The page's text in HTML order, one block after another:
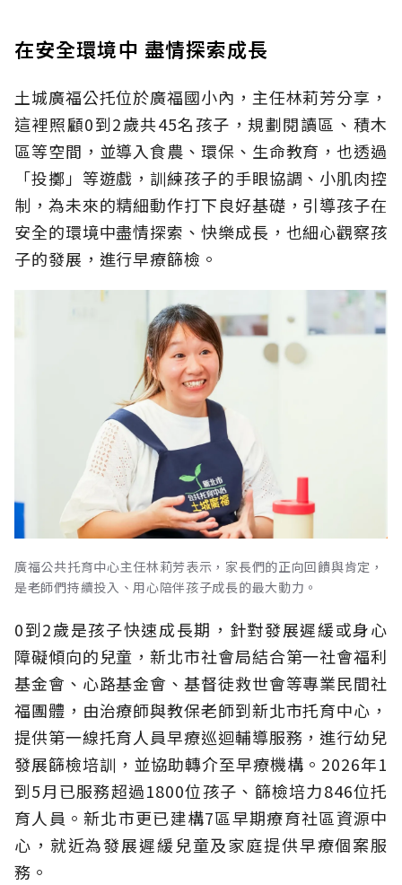
在安全環境中 盡情探索成長
土城廣福公托位於廣福國小內，主任林莉芳分享，
這裡照顧0到2歲共45名孩子，規劃閱讀區、積木
區等空間，並導入食農、環保、生命教育，也透過
「投擲」等遊戲，訓練孩子的手眼協調、小肌肉控
制，為未來的精細動作打下良好基礎，引導孩子在
安全的環境中盡情探索、快樂成長，也細心觀察孩
子的發展，進行早療篩檢。
廣福公共托育中心主任林莉芳表示，家長們的正向回饋與肯定，
是老師們持續投入、用心陪伴孩子成長的最大動力。
0到2歲是孩子快速成長期，針對發展遲緩或身心
障礙傾向的兒童，新北市社會局結合第一社會福利
基金會、心路基金會、基督徒救世會等專業民間社
福團體，由治療師與教保老師到新北市托育中心，
提供第一線托育人員早療巡迴輔導服務，進行幼兒
發展篩檢培訓，並協助轉介至早療機構。2026年1
到5月已服務超過1800位孩子、篩檢培力846位托
育人員。新北市更已建構7區早期療育社區資源中
心，就近為發展遲緩兒童及家庭提供早療個案服
務。